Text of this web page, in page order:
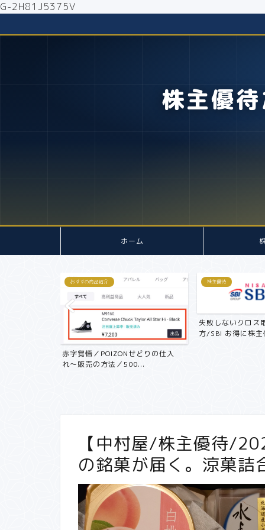
G-2H81J5375V
株主優
ホーム
おすすめ商品紹介
赤字覚悟／POIZONせどりの仕入
れ〜販売の方法／500...
株主優待
失敗しないクロス
方/SBI お得に株
【中村屋/株主優待/
の銘菓が届く。涼菓詰